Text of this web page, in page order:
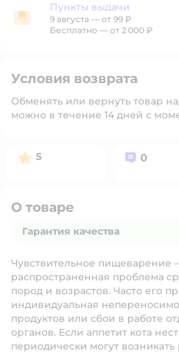
Пункты выдачи
Пункты выдачи
9 августа — от 99 ₽
Бесплатно — от 2 000 ₽
Условия возврата
Обменять или вернуть товар
можно в течение 14 дней с
Рейтинг:
5 Вопросов:
0
О товаре
Гарантия качества
Чувствительное пищеварение
распространенная проблема
пород и возрастов. Часто его
индивидуальная
продуктов или сбои в работе
органов. Если аппетит кота
периодически могут